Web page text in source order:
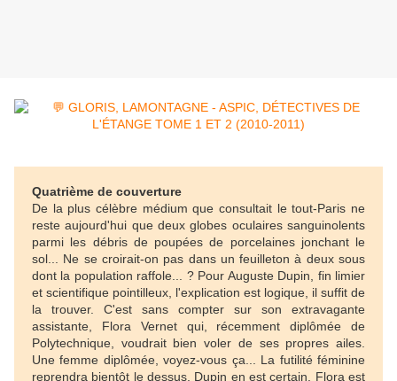
Quatrième de couverture
De la plus célèbre médium que consultait le tout-Paris ne
reste aujourd'hui que deux globes oculaires sanguinolents
parmi les débris de poupées de porcelaines jonchant le
sol... Ne se croirait-on pas dans un feuilleton à deux sous
dont la population raffole... ? Pour Auguste Dupin, fin limier
et scientifique pointilleux, l'explication est logique, il suffit de
la trouver. C'est sans compter sur son extravagante
assistante, Flora Vernet qui, récemment diplômée de
Polytechnique, voudrait bien voler de ses propres ailes.
Une femme diplômée, voyez-vous ça... La futilité féminine
reprendra bientôt le dessus, Dupin en est certain. Flora est